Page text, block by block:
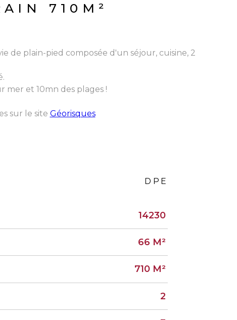
710M²
de plain-pied composée d'un séjour, cuisine, 2
mer et 10mn des plages !
sur le site Géorisques
DPE
14230
66 M²
710 M²
2